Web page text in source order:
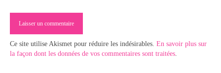
Ce site utilise Akismet pour réduire les indésirables. En savoir plus sur
la façon dont les données de vos commentaires sont traitées